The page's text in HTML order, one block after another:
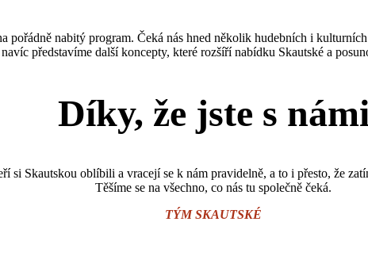
pořádně nabitý program. Čeká nás hned několik hudebních i
představíme další koncepty, které rozšíří nabídku Skautské a
Díky, že jste s
si Skautskou oblíbili a vracejí se k nám pravidelně, a to i přesto, že
Těšíme se na všechno, co nás tu společně čeká.
TÝM SKAUTSKÉ